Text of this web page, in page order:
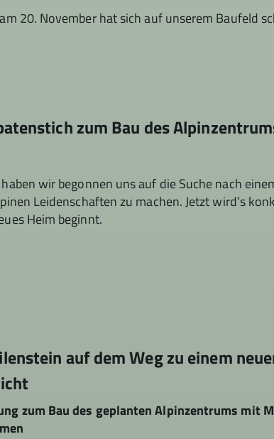
20. November hat sich auf unserem Baufeld
zum Bau des
wir begonnen uns auf die Suche nach
Leidenschaften zu machen. Jetzt wird’s
Heim beginnt.
auf dem Weg zu einem
zum Bau des geplanten Alpinzentrums mit